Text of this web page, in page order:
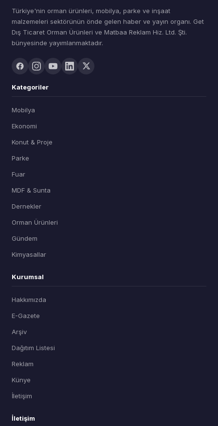
Türkiye'nin orman ürünleri, mobilya, parke ve inşaat
malzemeleri sektörünün önde gelen haber ve yayın organı. Get
Dış Ticaret Orman Ürünleri ve Matbaa Reklam Hiz. Ltd. Şti.
bünyesinde yayımlanmaktadır.
Kategoriler
Mobilya
Ekonomi
Konut & Proje
Parke
Fuar
MDF & Sunta
Dernekler
Orman Ürünleri
Gündem
Kimyasallar
Kurumsal
Hakkımızda
E-Gazete
Arşiv
Dağıtım Listesi
Reklam
Künye
İletişim
İletişim